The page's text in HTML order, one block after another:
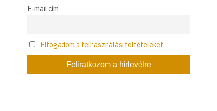
E-mail cím
Elfogadom a felhasználási feltételeket